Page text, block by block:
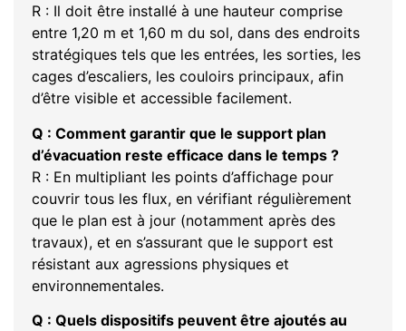
R : Il doit être installé à une hauteur comprise
entre 1,20 m et 1,60 m du sol, dans des endroits
stratégiques tels que les entrées, les sorties, les
cages d’escaliers, les couloirs principaux, afin
d’être visible et accessible facilement.
Q : Comment garantir que le support plan
d’évacuation reste efficace dans le temps ?
R : En multipliant les points d’affichage pour
couvrir tous les flux, en vérifiant régulièrement
que le plan est à jour (notamment après des
travaux), et en s’assurant que le support est
résistant aux agressions physiques et
environnementales.
Q : Quels dispositifs peuvent être ajoutés au